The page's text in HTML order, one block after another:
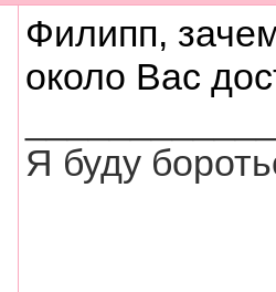
Филипп,
около Вас
Я буду